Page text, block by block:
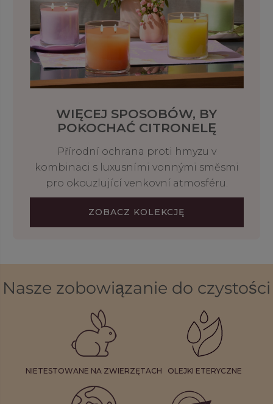
WIĘCEJ SPOSOBÓW, BY
POKOCHAĆ CITRONELĘ
Přírodní ochrana proti hmyzu v
kombinaci s luxusními vonnými směsmi
pro okouzlující venkovní atmosféru.
ZOBACZ KOLEKCJĘ
Nasze zobowiązanie do czystości
NIETESTOWANE NA ZWIERZĘTACH OLEJKI ETERYCZNE